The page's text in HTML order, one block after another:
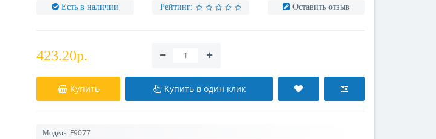
Есть в наличии Рейтинг: Оставить отзыв
423.20р.
Купить Купить в один клик
Модель: F9077